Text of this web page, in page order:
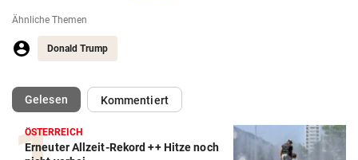
Ähnliche Themen
Donald Trump
Gelesen(ausgewählt)Kommentiert
ÖSTERREICH
Erneuter Allzeit-Rekord ++ Hitze noch